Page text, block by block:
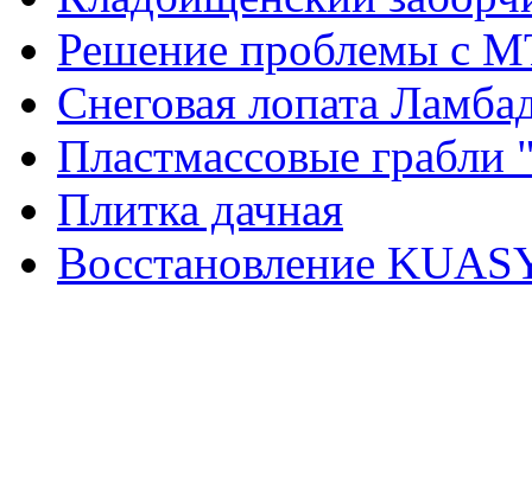
Решение проблемы с
Снеговая лопата
Пластмассовые грабли
Плитка дачная
Восстановление